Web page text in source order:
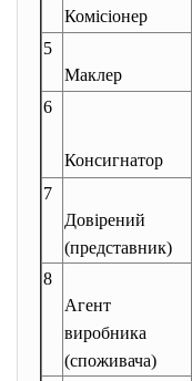
Комісіонер
5
Маклер
6
Консигнатор
7
Довірений
(представник)
8
Агент
виробника
(споживача)